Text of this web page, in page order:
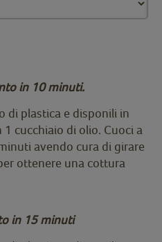
in 10 minuti.
di plastica e disponili in
cucchiaio di olio. Cuoci a
avendo cura di girare
ottenere una cottura
in 15 minuti